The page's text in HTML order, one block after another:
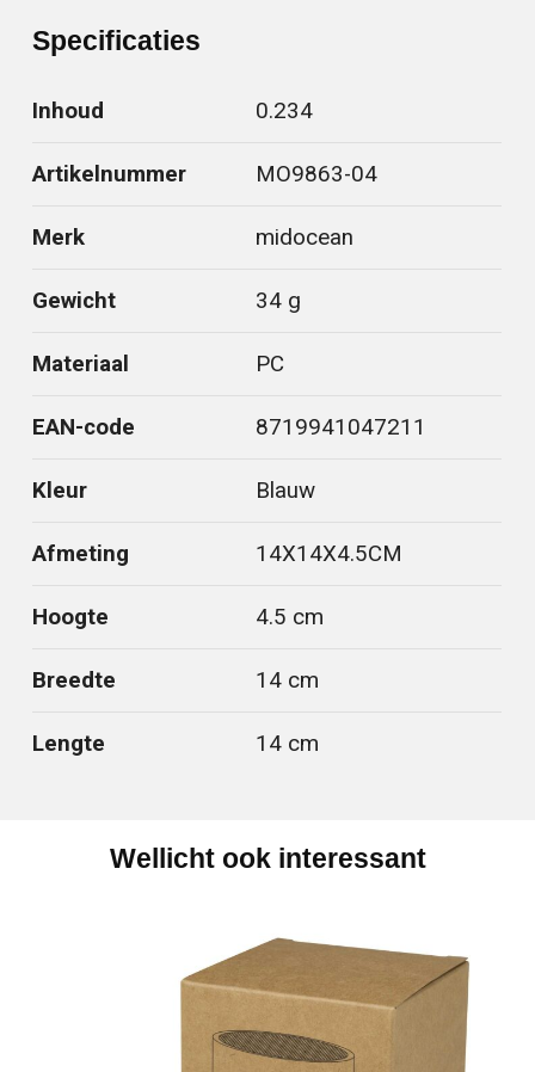
Specificaties
Inhoud 0.234
Artikelnummer MO9863-04
Merk midocean
Gewicht 34 g
Materiaal PC
EAN-code 8719941047211
Kleur Blauw
Afmeting 14X14X4.5CM
Hoogte 4.5 cm
Breedte 14 cm
Lengte 14 cm
Wellicht ook interessant